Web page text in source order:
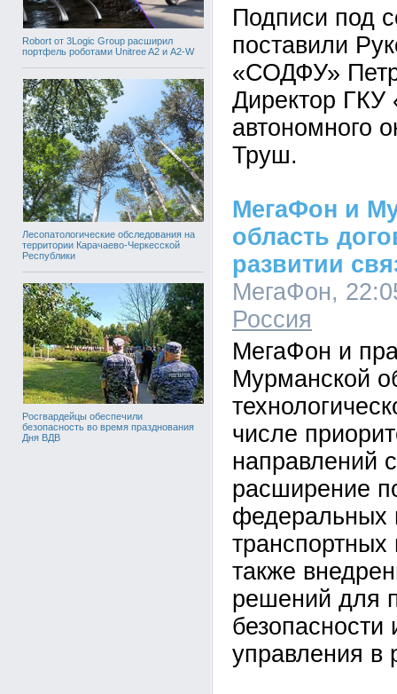
Robort от 3Logic Group расширил
портфель роботами Unitree A2 и A2-W
Лесопатологические обследования на
территории Карачаево-Черкесской
Республики
Росгвардейцы обеспечили
безопасность во время празднования
Дня ВДВ
Подписи под
поставили
«СОДФУ»
Директор ГКУ
автономного
Труш.
МегаФон и
область
развитии
МегаФон,
Россия
МегаФон и
Мурманской
числе
направлений
расширение
федеральных
также
решений для
управления в